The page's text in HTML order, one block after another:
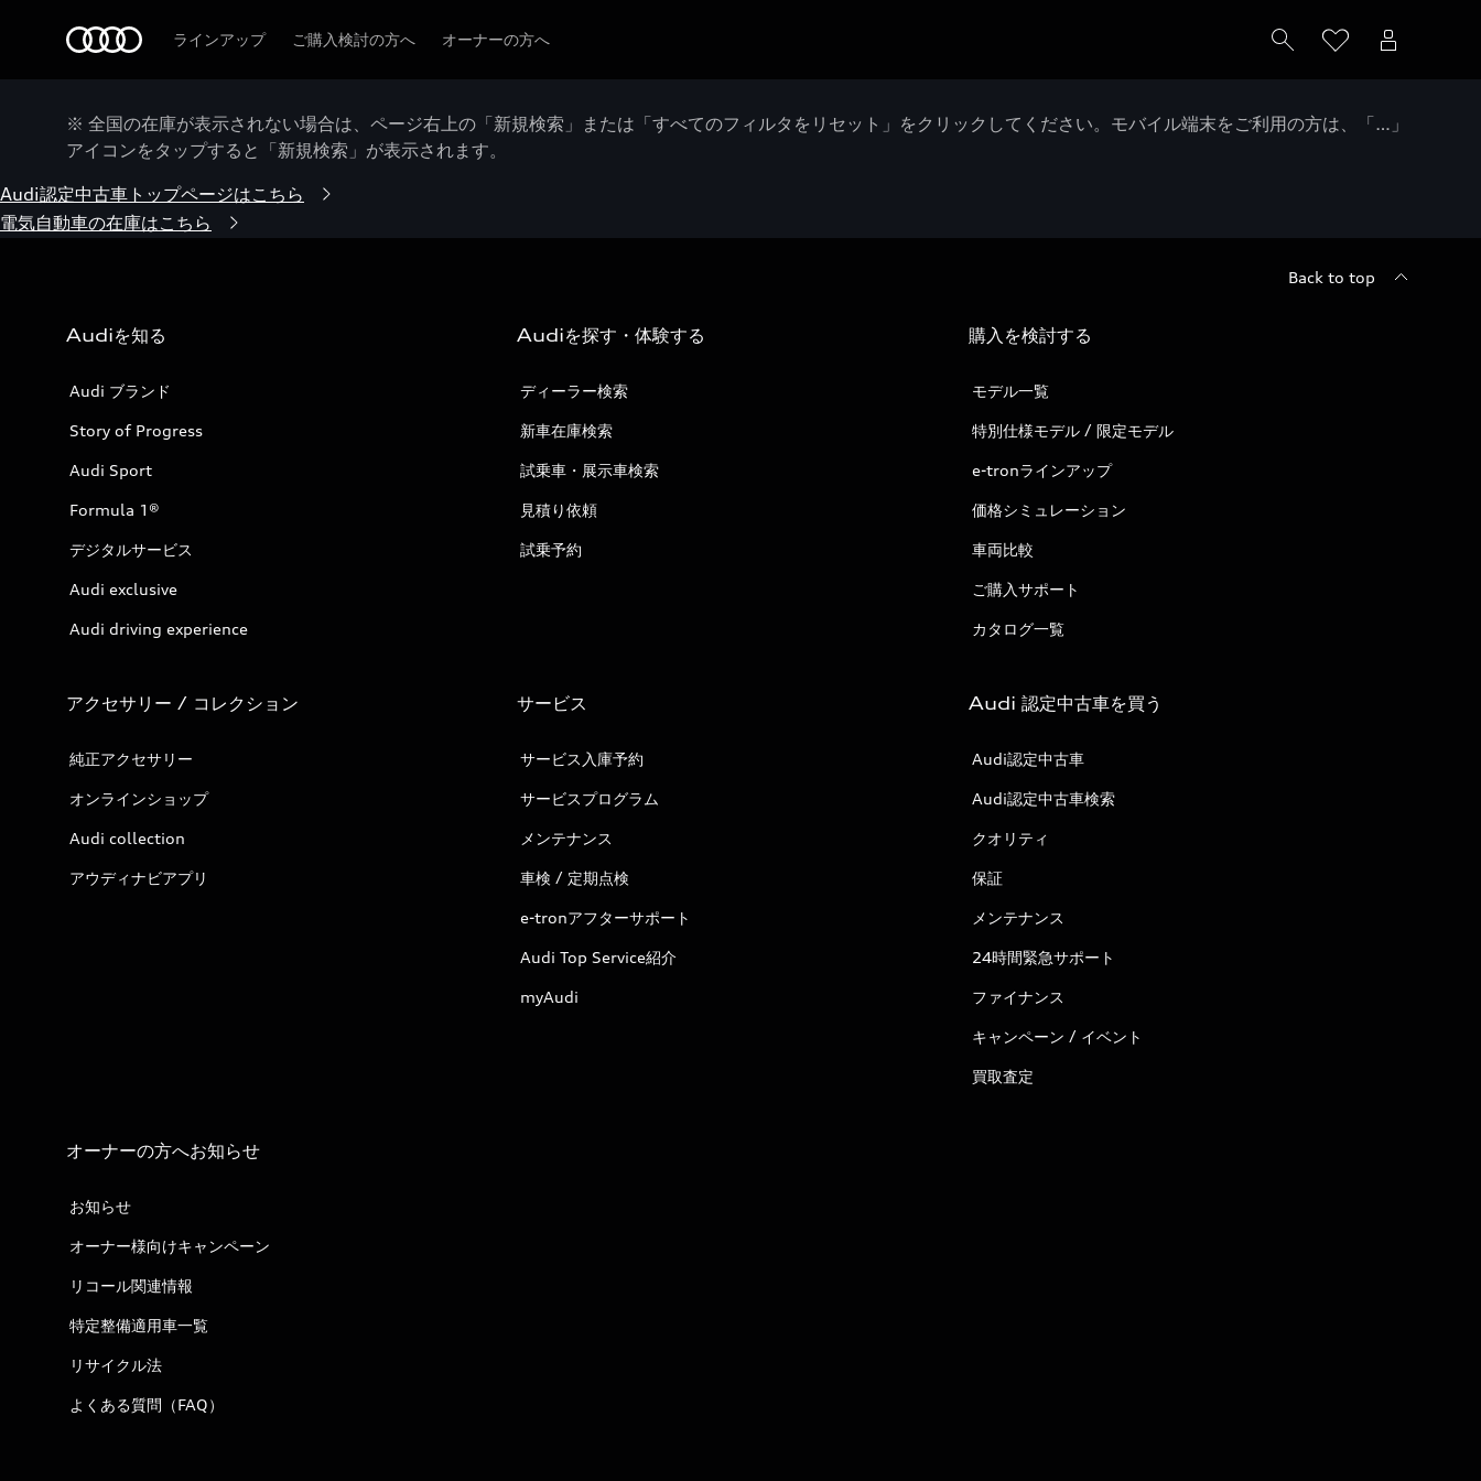
ラインアップ ご購入検討の方へ オーナーの方へ
※ 全国の在庫が表示されない場合は、ページ右上の「新規検索」または「すべてのフィルタをリセット」をクリックしてください。モバイル端末をご利用の方は、「…」
アイコンをタップすると「新規検索」が表示されます。
Audi認定中古車トップページはこちら
電気自動車の在庫はこちら
Back to top
Audiを知る
Audi ブランド
Story of Progress
Audi Sport
Formula 1®
デジタルサービス
Audi exclusive
Audi driving experience
Audiを探す・体験する
ディーラー検索
新車在庫検索
試乗車・展示車検索
見積り依頼
試乗予約
購入を検討する
モデル一覧
特別仕様モデル / 限定モデル
e-tronラインアップ
価格シミュレーション
車両比較
ご購入サポート
カタログ一覧
アクセサリー / コレクション
純正アクセサリー
オンラインショップ
Audi collection
アウディナビアプリ
サービス
サービス入庫予約
サービスプログラム
メンテナンス
車検 / 定期点検
e-tronアフターサポート
Audi Top Service紹介
myAudi
Audi 認定中古車を買う
Audi認定中古車
Audi認定中古車検索
クオリティ
保証
メンテナンス
24時間緊急サポート
ファイナンス
キャンペーン / イベント
買取査定
オーナーの方へお知らせ
お知らせ
オーナー様向けキャンペーン
リコール関連情報
特定整備適用車一覧
リサイクル法
よくある質問（FAQ）